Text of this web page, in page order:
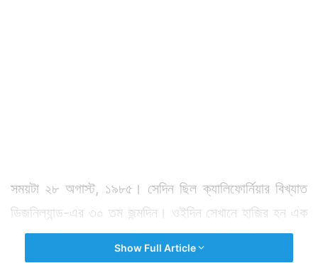
সময়টা ২৮ অগাস্ট, ১৯৮৫। সেদিন ছিল ক্যালিফোর্নিয়ার বিখ্যাত
ডিজনিল্যান্ড-এর ৩০ তম জন্মদিন। ওইদিন সেখানে হাজির হন এক
ব্যক্তি। উপহারও পান। উপহারে পান একটি টিকিট। যা দিয়ে
Show Full Article